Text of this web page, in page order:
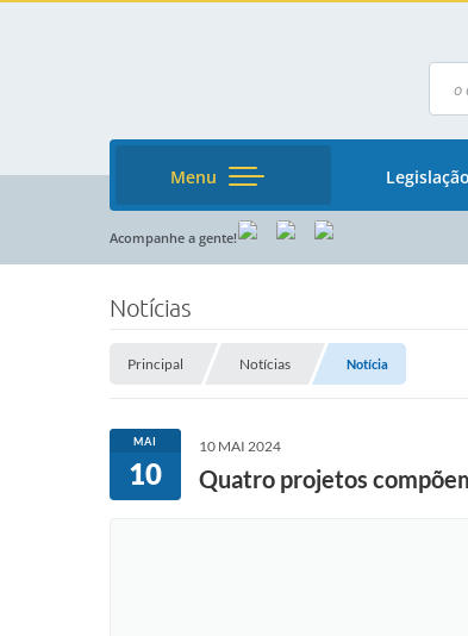
Menu Legislação
Acompanhe a gente!
Notícias
Principal Notícias Notícia
MAI
10
10 MAI 2024
Quatro projetos